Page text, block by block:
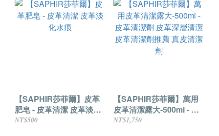
【SAPHIR莎菲爾】皮革
肥皂 - 皮革清潔 皮革淡化
水痕
NT$500
【SAPHIR莎菲爾】萬用
皮革清潔露大-500ml - 皮
革清潔劑 皮革深層清潔 皮
NT$1,750